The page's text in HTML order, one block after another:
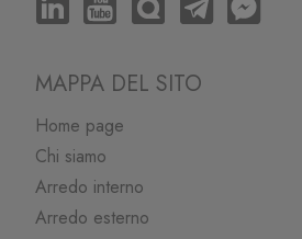
MAPPA DEL SITO
Home page
Chi siamo
Arredo interno
Arredo esterno